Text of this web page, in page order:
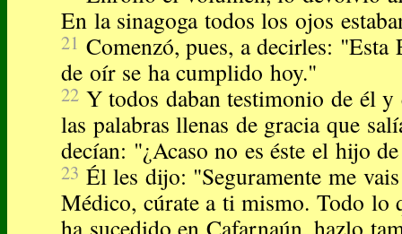
En la sinagoga todos los ojos
21 Comenzó, pues, a decirles: "Esta
de oír se ha cumplido hoy."
22 Y todos daban testimonio de él y
las palabras llenas de gracia que
decían: "¿Acaso no es éste el hijo
23 Él les dijo: "Seguramente me
Médico, cúrate a ti mismo. Todo lo
ha sucedido en Cafarnaún, hazlo